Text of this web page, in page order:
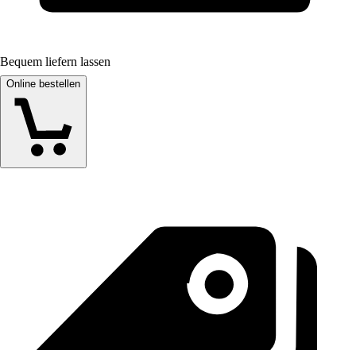
Bequem liefern lassen
Online bestellen